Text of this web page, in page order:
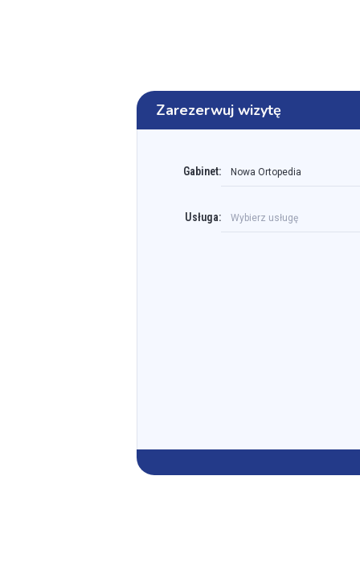
Zarezerwuj wizytę
Gabinet: Nowa Ortopedia
Usługa: Wybierz usługę